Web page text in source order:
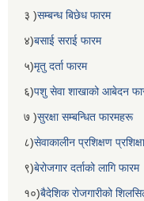
३ )सम्बन्ध बिछेध फारम
४)बसाई सराई फारम
५)मृतु दर्ता फारम
६)पशु सेवा शाखाको आबेदन
७ )सुरक्षा सम्बन्धित फारमहरू
८)सेवाकालीन प्रशिक्षण
९)बेरोजगार दर्ताको लागि फारम
१०)बैदेशिक रोजगारीको